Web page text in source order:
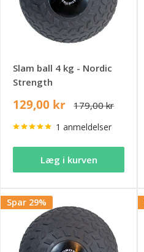
Slam ball 4 kg - Nordic
Strength
129,00 kr 179,00 kr
1 anmeldelser
Læg i kurven
Spar 29%